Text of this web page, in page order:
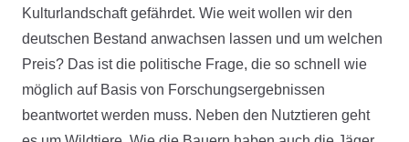
Kulturlandschaft gefährdet. Wie weit wollen wir den
deutschen Bestand anwachsen lassen und um welchen
Preis? Das ist die politische Frage, die so schnell wie
möglich auf Basis von Forschungsergebnissen
beantwortet werden muss. Neben den Nutztieren geht